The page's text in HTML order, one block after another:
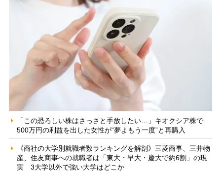
「この恐ろしい株はさっさと手放したい…」キオクシア株で
500万円の利益を出した女性が“夢よもう一度”と再購入
《商社の大学別就職者数ランキングを解剖》三菱商事、三井物
産、住友商事への就職者は「東大・早大・慶大で約6割」の現
実 3大学以外で強い大学はどこか